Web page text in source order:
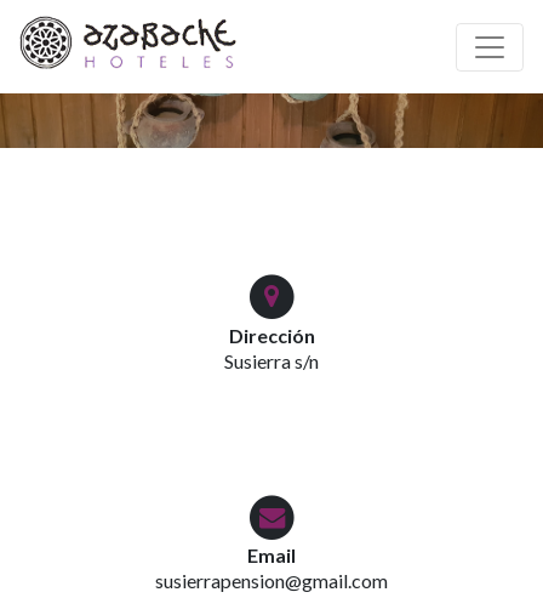
crossorigin="anonymous">
Dirección
Susierra s/n
Email
susierrapension@gmail.com